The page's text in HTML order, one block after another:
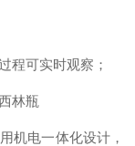
程可实时观察；
林瓶
机电一体化设计，